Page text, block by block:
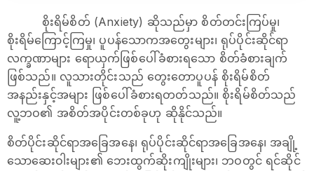
စိုးရိမ်စိတ် (Anxiety) ဆိုသည်မှာ စိတ်တင်းကြပ်မှု၊
စိုးရိမ်ကြောင့်ကြမှု၊ ပူပန်သောကအတွေးများ၊ ရုပ်ပိုင်းဆိုင်ရာ
လက္ခဏာများ ရောယှက်ဖြစ်ပေါ်ခံစားရသော စိတ်ခံစားချက်
ဖြစ်သည်။ လူသားတိုင်းသည် တွေးတောပူပန် စိုးရိမ်စိတ်
အနည်းနှင့်အများ ဖြစ်ပေါ်ခံစားရတတ်သည်။ စိုးရိမ်စိတ်သည်
လူ့ဘဝ၏ အစိတ်အပိုင်းတစ်ခုဟု ဆိုနိုင်သည်။
စိတ်ပိုင်းဆိုင်ရာအခြေအနေ၊ ရုပ်ပိုင်းဆိုင်ရာအခြေအနေ၊ အချို့
သောဆေးဝါးများ၏ ဘေးထွက်ဆိုးကျိုးများ၊ ဘဝတွင် ရင်ဆိုင်